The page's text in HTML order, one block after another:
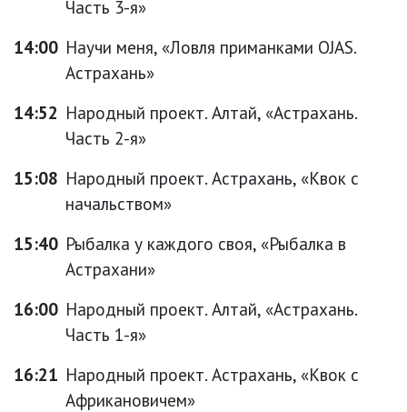
Часть 3-я»
14:00 Научи меня, «Ловля приманками OJAS.
Астрахань»
14:52 Народный проект. Алтай, «Астрахань.
Часть 2-я»
15:08 Народный проект. Астрахань, «Квок с
начальством»
15:40 Рыбалка у каждого своя, «Рыбалка в
Астрахани»
16:00 Народный проект. Алтай, «Астрахань.
Часть 1-я»
16:21 Народный проект. Астрахань, «Квок с
Африкановичем»